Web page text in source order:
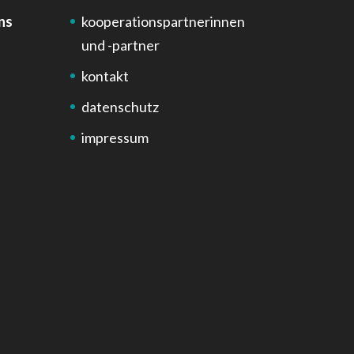
kooperationspartnerinnen
und -partner
kontakt
datenschutz
impressum